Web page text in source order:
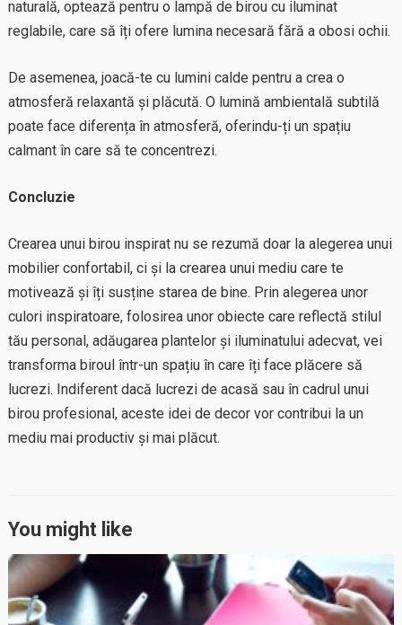
naturală, optează pentru o lampă de birou cu iluminat
reglabile, care să îți ofere lumina necesară fără a obosi ochii.
De asemenea, joacă-te cu lumini calde pentru a crea o
atmosferă relaxantă și plăcută. O lumină ambientală subtilă
poate face diferența în atmosferă, oferindu-ți un spațiu
calmant în care să te concentrezi.
Concluzie
Crearea unui birou inspirat nu se rezumă doar la alegerea unui
mobilier confortabil, ci și la crearea unui mediu care te
motivează și îți susține starea de bine. Prin alegerea unor
culori inspiratoare, folosirea unor obiecte care reflectă stilul
tău personal, adăugarea plantelor și iluminatului adecvat, vei
transforma biroul într-un spațiu în care îți face plăcere să
lucrezi. Indiferent dacă lucrezi de acasă sau în cadrul unui
birou profesional, aceste idei de decor vor contribui la un
mediu mai productiv și mai plăcut.
You might like